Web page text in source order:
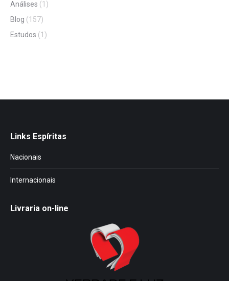
Análises (1)
Blog (157)
Estudos (1)
Links Espíritas
Nacionais
Internacionais
Livraria on-line